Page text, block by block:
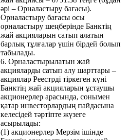
әрі – Орналастыру бағасы).
Орналастыру бағасы осы
орналастыру шеңберінде Банктің
жай акцияларын сатып алатын
барлық тұлғалар үшін бірдей болып
табылады.
6. Орналастырылатын жай
акцияларды сатып алу шарттары –
акциялар Реестрді тіркеген күні
Банктің жай акцияларын ұстаушы
акционерлер арасында, сонымен
қатар инвесторлардың пайдасына
келесідей тәртіпте жүзеге
асырылады:
(1) акционерлер Мерзім ішінде